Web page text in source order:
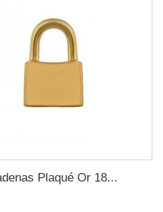
Plaqué Or 18...